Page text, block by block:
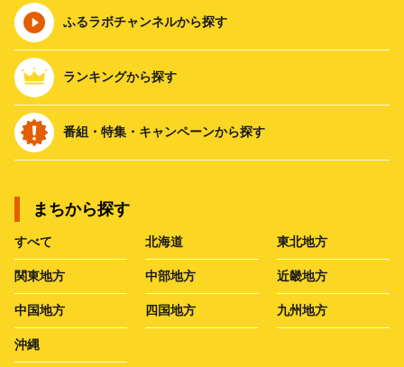
ふるラボチャンネルから探す
ランキングから探す
番組・特集・キャンペーンから探す
まちから探す
すべて 北海道 東北地方
関東地方 中部地方 近畿地方
中国地方 四国地方 九州地方
沖縄